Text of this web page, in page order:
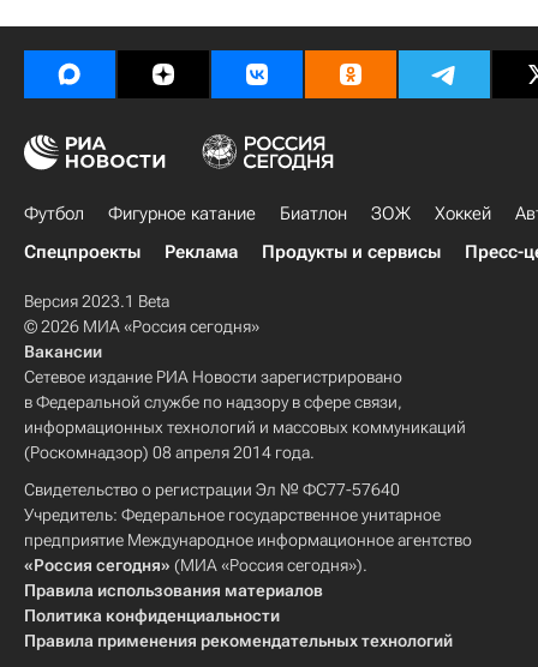
Футбол Фигурное катание Биатлон ЗОЖ Хоккей
Спецпроекты
Реклама Продукты и сервисы Пресс-
Версия 2023.1 Beta
© 2026 МИА «Россия сегодня»
Вакансии
Сетевое издание РИА Новости зарегистрировано
в Федеральной службе по надзору в сфере связи,
информационных технологий и массовых коммуникаций
(Роскомнадзор) 08 апреля 2014 года.
Свидетельство о регистрации Эл № ФС77-57640
Учредитель: Федеральное государственное унитарное
предприятие Международное информационное агентство
«Россия сегодня» (МИА «Россия сегодня»).
Правила использования материалов
Политика конфиденциальности
Правила применения рекомендательных технологий